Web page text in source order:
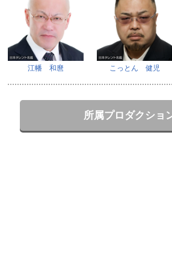
江幡 和麿 こっとん 健児
所属プロダクショ